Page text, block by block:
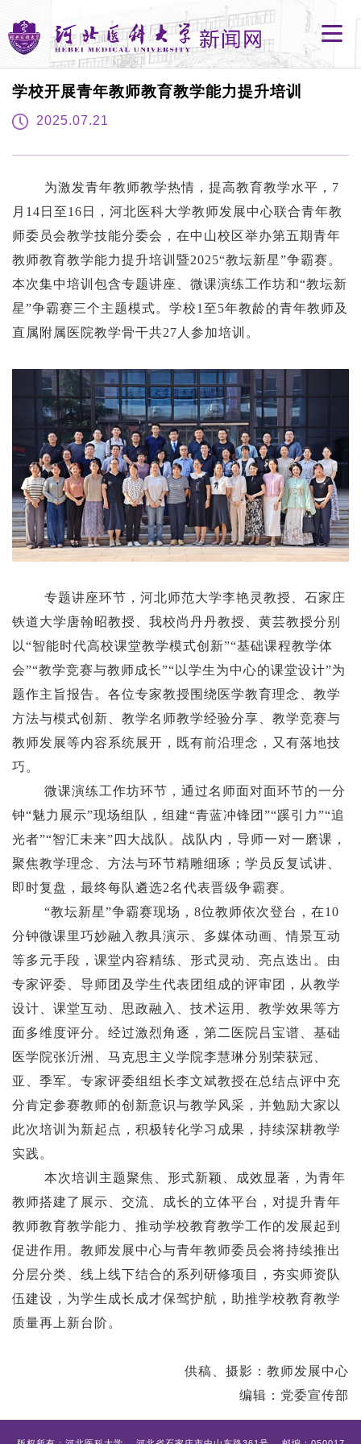
学校开展青年教师教育教学能力提升培训
2025.07.21
为激发青年教师教学热情，提高教育教学水平， 7
月14日至16日，河北医科大学教师发展中心联合青年教
师委员会教学技能分委会，在中山校区举办第五期青年
教师教育教学能力提升培训暨2025“教坛新星”争霸赛。
本次集中培训包含专题讲座、微课演练工作坊和“教坛新
星”争霸赛三个主题模式。学校1 至5年教龄的青年教师及
直属附属医院教学骨干共27人参加培训。
专题讲座环节，河北师范大学李艳灵教授、石家庄
铁道大学唐翰昭教授、我校尚丹丹教授、黄芸教授分别
以“智能时代高校课堂教学模式创新”“基础课程教学体
会”“教学竞赛与教师成长”“以学生为中心的课堂设计”为
题作主旨报告。 各位专家教授 围绕医学教育理念、教学
方法与模式创新、教学名师教学经验分享、教学竞赛与
教师发展等内容系统展开，既有前沿理念，又有落地技
巧。
微课演练工作坊环节，通过名师面对面环节的一分
钟“魅力展示”现场组队，组建“青蓝冲锋团”“蹊引力”“追
光者”“智汇未来”四大战队。战队内，导师一对一磨课，
聚焦教学理念、方法与环节精雕细琢；学员反复试讲、
即时复盘，最终每队遴选2名代表晋级争霸赛。
“教坛新星”争霸赛现场，8位教师依次登台，在10
分钟微课里巧妙融入教具演示、多媒体动画、情景互动
等多元手段，课堂内容精练
、形式灵动、亮点迭出。由
专家评委、导师团及学生代表团组成的评审团，从教学
设计、课堂互动、思政融入、技术运用、教学效果等方
面多维度评分。经过激烈角逐，第二医院吕宝谱、基础
医学院张沂洲、马克思主义学院李慧琳分别荣获冠、
亚、季军。 专家评委组组长李文斌教授在总结点评中充
分肯定参赛教师的创新意识与教学风采 ， 并勉励大家以
此次培训为新起点， 积极转化学习成果， 持续深耕教学
实践 。
本次培训主题聚焦、形式新颖、成效显著，为青年
教师搭建了展示、交流、成长的立体平台，对提升青年
教师教育教学能力、推动学校教育教学工作的发展起到
促进作用。教师发展中心与青年教师委员会将持续推出
分层分类、线上线下结合的系列研修项目，夯实师资队
伍建设，为学生成长成才保驾护航，助推学校教育教学
质量再上新台阶。
供稿、摄影：教师发展中心
编辑：党委宣传部